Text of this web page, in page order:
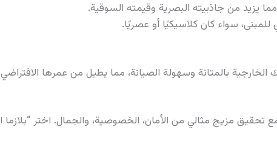
يزيد من جاذبيته البصرية وقيمته السوقية.
سواء كان كلاسيكيًا أو عصريًا.
بالمتانة وسهولة الصيانة، مما يطيل من عمرها
مزيج مثالي من الأمان، الخصوصية، والجمال. اختر “بلازما